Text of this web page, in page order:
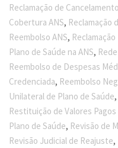
Reclamação de
Cobertura ANS, Reclamação
Reembolso ANS,
Plano de Saúde na ANS,
Reembolso de Despesas
Credenciada, Reembolso
Unilateral de Plano de Saúde,
Restituição de Valores Pagos
Plano de Saúde, Revisão de
Revisão Judicial de Reajuste,